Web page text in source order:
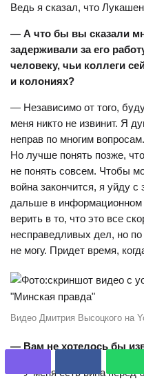
Ведь я сказал, что
— А что бы вы сказали
задерживали за его
человеку, чьи коллеги
и колониях?
— Независимо от того,
меня никто не извинит. Я
неправ по многим
Но лучше понять позже,
не понять совсем. Чтобы
война закончится, я уйду
дальше в
верить в то, что это все
несправедливых дел, но
не могу. Придет время,
Видео Дмитрия Высоцкого на
— Вам не хотелось бы
— У меня есть вина перед